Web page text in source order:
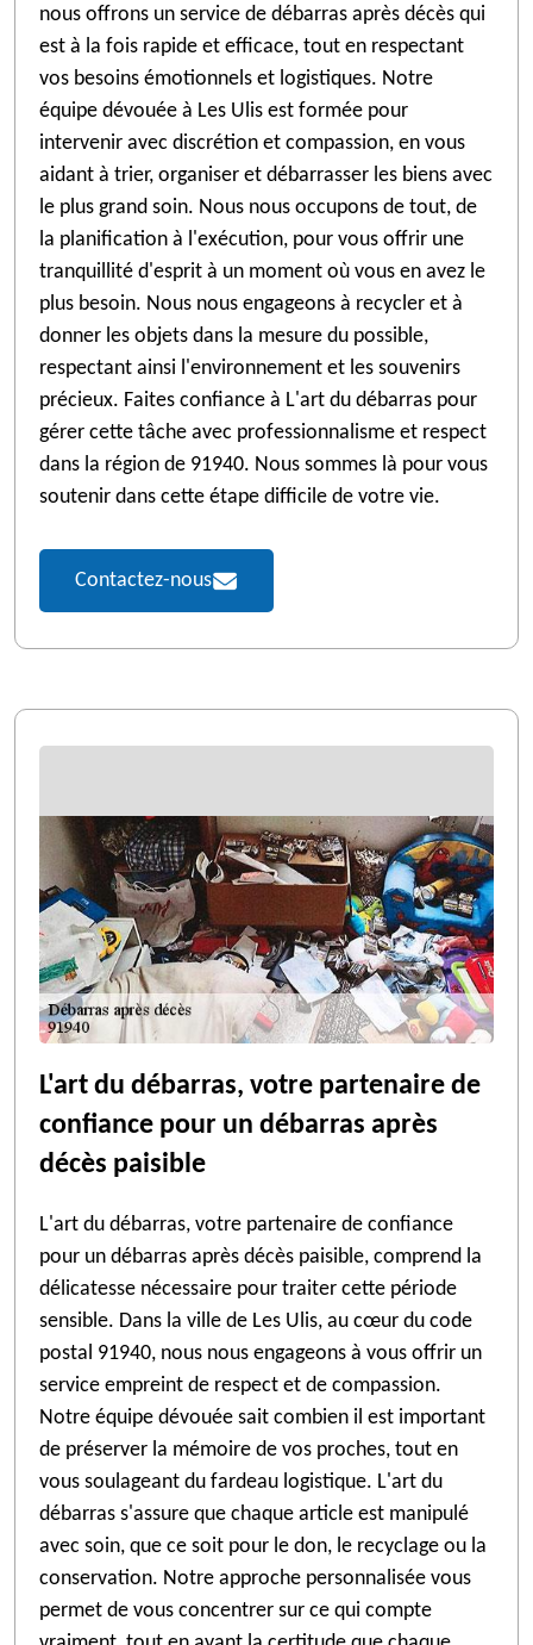
nous offrons un service de débarras après décès qui
est à la fois rapide et efficace, tout en respectant
vos besoins émotionnels et logistiques. Notre
équipe dévouée à Les Ulis est formée pour
intervenir avec discrétion et compassion, en vous
aidant à trier, organiser et débarrasser les biens avec
le plus grand soin. Nous nous occupons de tout, de
la planification à l'exécution, pour vous offrir une
tranquillité d'esprit à un moment où vous en avez le
plus besoin. Nous nous engageons à recycler et à
donner les objets dans la mesure du possible,
respectant ainsi l'environnement et les souvenirs
précieux. Faites confiance à L'art du débarras pour
gérer cette tâche avec professionnalisme et respect
dans la région de 91940. Nous sommes là pour vous
soutenir dans cette étape difficile de votre vie.
Contactez-nous
L'art du débarras, votre partenaire de
confiance pour un débarras après
décès paisible
L'art du débarras, votre partenaire de confiance
pour un débarras après décès paisible, comprend la
délicatesse nécessaire pour traiter cette période
sensible. Dans la ville de Les Ulis, au cœur du code
postal 91940, nous nous engageons à vous offrir un
service empreint de respect et de compassion.
Notre équipe dévouée sait combien il est important
de préserver la mémoire de vos proches, tout en
vous soulageant du fardeau logistique. L'art du
débarras s'assure que chaque article est manipulé
avec soin, que ce soit pour le don, le recyclage ou la
conservation. Notre approche personnalisée vous
permet de vous concentrer sur ce qui compte